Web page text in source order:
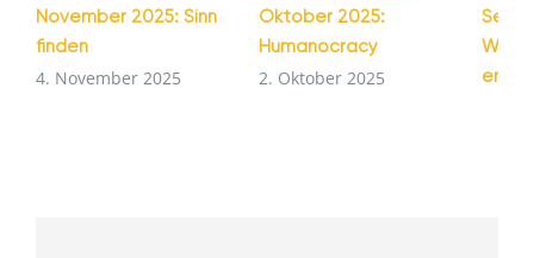
November 2025: Sinn
finden
4. November 2025
Oktober 2025:
Humanocracy
2. Oktober 2025
Wie